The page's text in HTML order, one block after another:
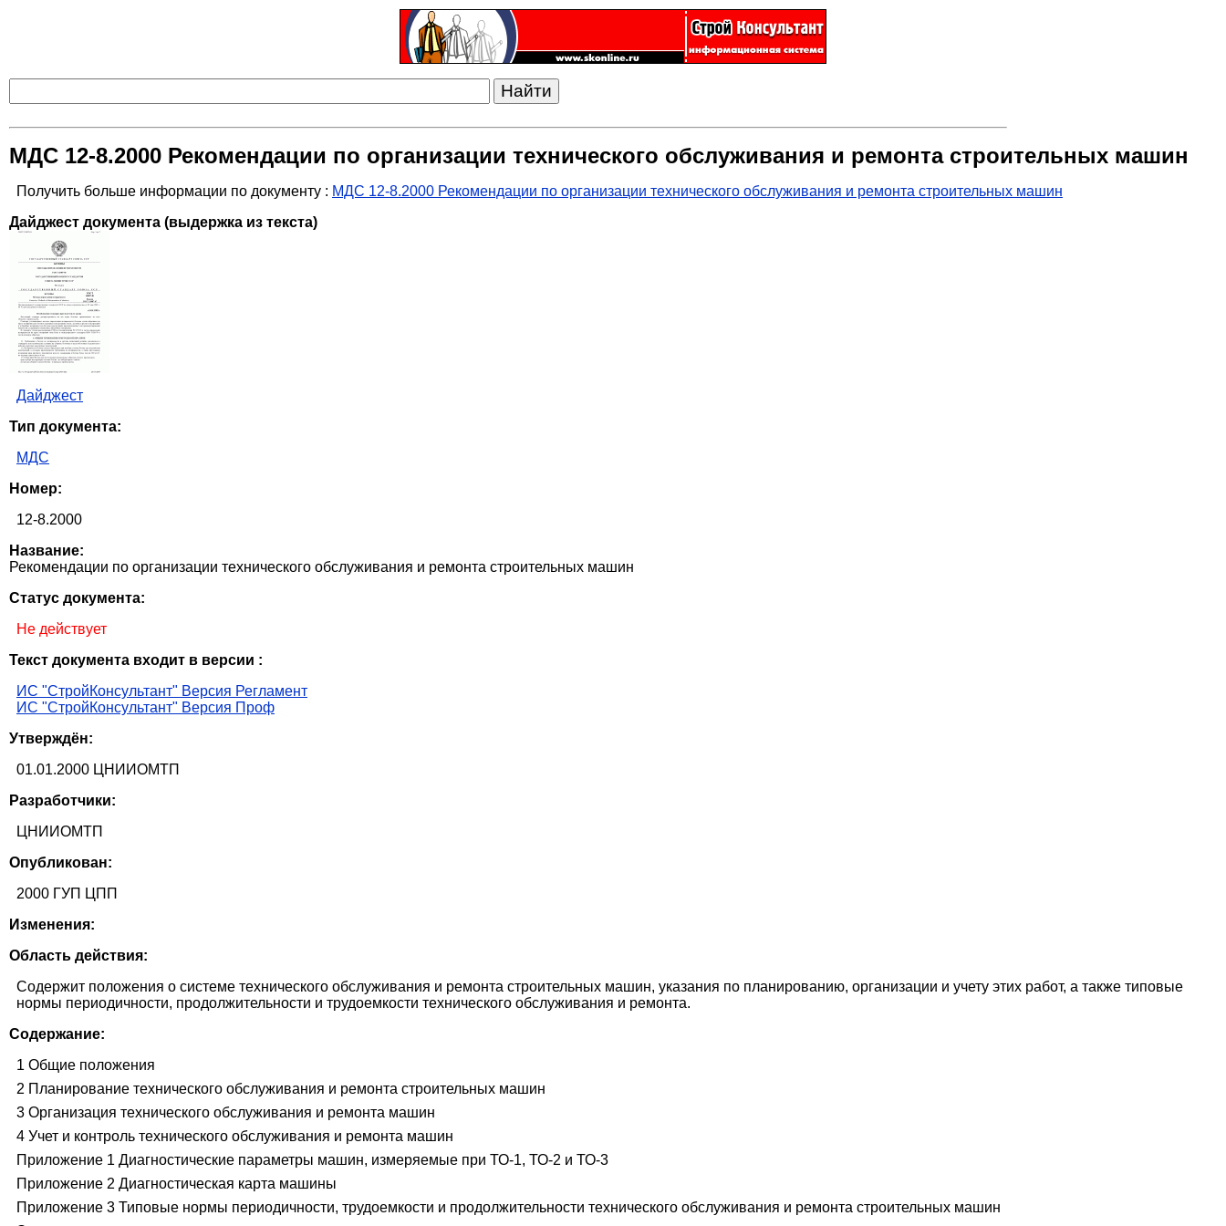
МДС 12-8.2000 Рекомендации по организации технического обслуживания и ремонта строительных машин
Получить больше информации по документу : МДС 12-8.2000 Рекомендации по организации технического обслуживания и ремонта строительных машин
Дайджест документа (выдержка из текста)
Дайджест
Тип документа:
МДС
Номер:
12-8.2000
Название:
Рекомендации по организации технического обслуживания и ремонта строительных машин
Статус документа:
Не действует
Текст документа входит в версии :
ИС "СтройКонсультант" Версия Регламент
ИС "СтройКонсультант" Версия Проф
Утверждён:
01.01.2000 ЦНИИОМТП
Разработчики:
ЦНИИОМТП
Опубликован:
2000 ГУП ЦПП
Изменения:
Область действия:
Содержит положения о системе технического обслуживания и ремонта строительных машин, указания по планированию, организации и учету этих работ, а также типовые
нормы периодичности, продолжительности и трудоемкости технического обслуживания и ремонта.
Содержание:
1 Общие положения
2 Планирование технического обслуживания и ремонта строительных машин
3 Организация технического обслуживания и ремонта машин
4 Учет и контроль технического обслуживания и ремонта машин
Приложение 1 Диагностические параметры машин, измеряемые при ТО-1, ТО-2 и ТО-3
Приложение 2 Диагностическая карта машины
Приложение 3 Типовые нормы периодичности, трудоемкости и продолжительности технического обслуживания и ремонта строительных машин